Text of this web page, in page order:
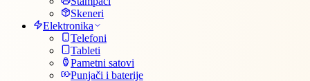
Skeneri
Elektronika
Telefoni
Tableti
Pametni satovi
Punjači i baterije